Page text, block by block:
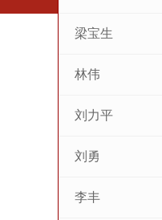
梁宝生
林伟
刘力平
刘勇
李丰